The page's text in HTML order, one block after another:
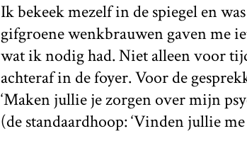
Ik bekeek mezelf in de spiegel en
gifgroene wenkbrauwen gaven me
wat ik nodig had. Niet alleen voor
achteraf in de foyer. Voor de
‘Maken jullie je zorgen over mijn
(de standaardhoop: ‘Vinden jullie me